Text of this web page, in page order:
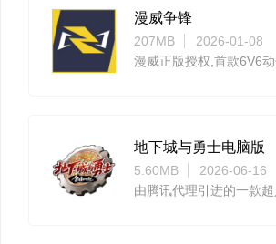
2.风：修复【
3.修复某些情
4.修复MVP
5.对战开始前
漫威争锋
207MB
2026-01-08
漫威正版授权,首款6V6动
地下城与勇士电脑版
5.60MB
2026-06-16
由腾讯代理引进的一款